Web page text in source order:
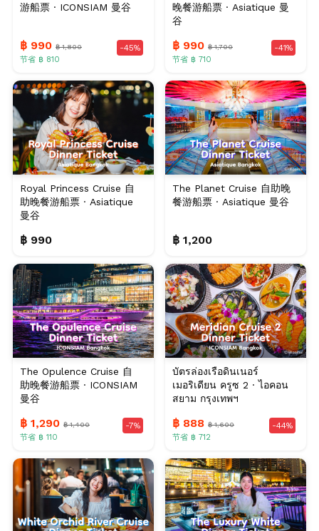
游船票 · ICONSIAM 曼谷
฿ 990 ฿ 1,800
节省 ฿ 810
-45%
晚餐游船票 · Asiatique 曼
谷
฿ 990 ฿ 1,700
节省 ฿ 710
-41%
Royal Princess Cruise 自
助晚餐游船票 · Asiatique
曼谷
฿ 990
The Planet Cruise 自助晚
餐游船票 · Asiatique 曼谷
฿ 1,200
The Opulence Cruise 自
助晚餐游船票 · ICONSIAM
曼谷
฿ 1,290 ฿ 1,400
节省 ฿ 110
-7%
บัตรล่องเรือดินเนอร์
เมอริเดียน ครูซ 2 · ไอคอน
สยาม กรุงเทพฯ
฿ 888 ฿ 1,600
节省 ฿ 712
-44%